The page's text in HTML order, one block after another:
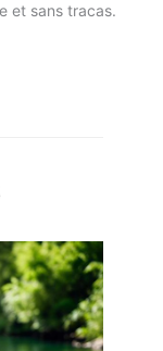
et sans tracas.